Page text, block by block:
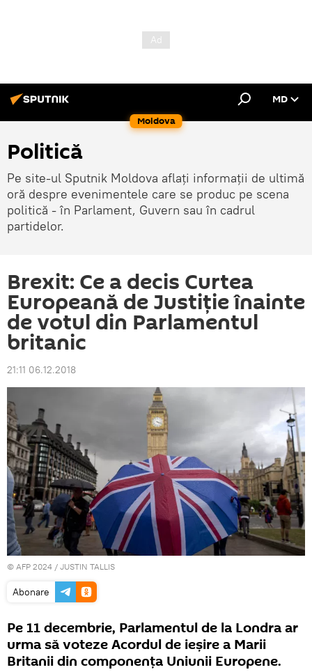
Moldova
MD
Politică
Pe site-ul Sputnik Moldova aflați informații de ultimă
oră despre evenimentele care se produc pe scena
politică - în Parlament, Guvern sau în cadrul
partidelor.
Brexit: Ce a decis Curtea
Europeană de Justiție înainte
de votul din Parlamentul
britanic
21:11 06.12.2018
© AFP 2024 / JUSTIN TALLIS
Abonare
Pe 11 decembrie, Parlamentul de la Londra ar
urma să voteze Acordul de ieșire a Marii
Britanii din componența Uniunii Europene.